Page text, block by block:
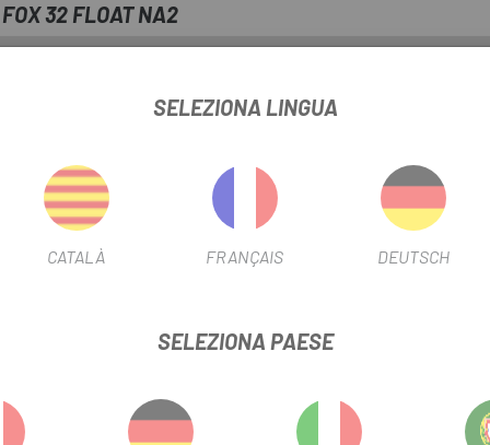
32 FLOAT NA2
garantirai un funzionamento regolare ed efficiente della forcella,
la vita della forcella ed eviterà costose riparazioni a lungo
per garantire la tua sicurezza quando vai in bicicletta.
SELEZIONA LINGUA
CATALÀ FRANÇAIS DEUTSCH
SELEZIONA PAESE